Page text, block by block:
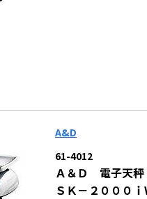
A&D
61-4012
Ａ＆Ｄ 電子天秤
ＳＫ－２０００